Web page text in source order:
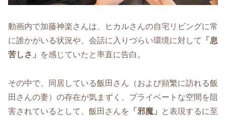
動画内で加藤神楽さんは、ヒカルさんの自宅リビングに常
に誰かがいる状況や、会話に入りづらい環境に対して
「息
苦しさ」
を感じていたと率直に告白。
その中で、同居している飯田さん（および頻繁に訪れる飯
田さんの妻）の存在が気まずく、プライベートな空間を阻
害されているとして、飯田さんを
「邪魔」
と表現するに至